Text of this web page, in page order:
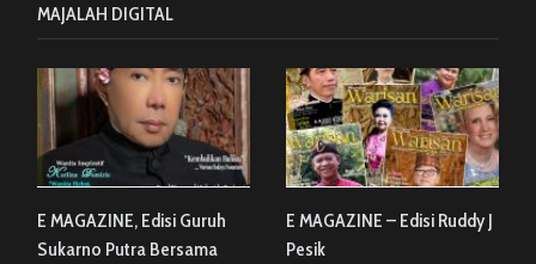
MAJALAH DIGITAL
E MAGAZINE, Edisi Guruh
Sukarno Putra Bersama
E MAGAZINE – Edisi Ruddy J
Pesik